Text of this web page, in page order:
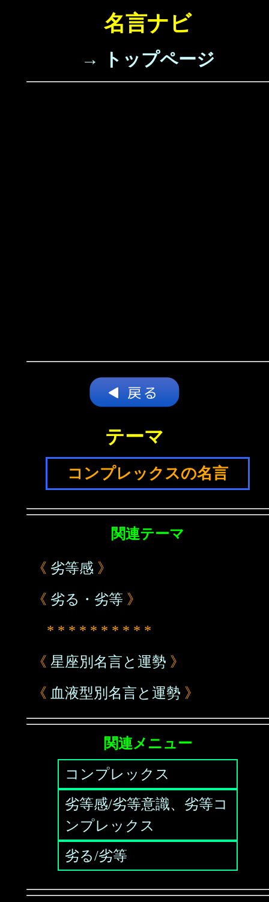
名言ナビ
→ トップページ
テーマ
コンプレックスの名言
関連テーマ
《 劣等感 》
《 劣る・劣等 》
* * * * * * * * * *
《 星座別名言と運勢 》
《 血液型別名言と運勢 》
関連メニュー
コンプレックス
劣等感/劣等意識、劣等コ
ンプレックス
劣る/劣等